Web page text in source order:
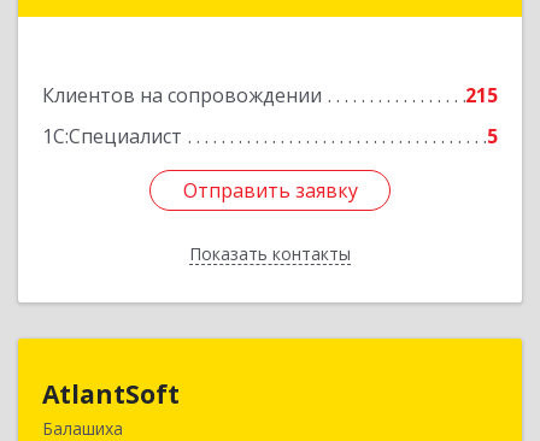
Клиентов на сопровождении
215
1С:Специалист
5
Отправить заявку
Показать контакты
Отправить заявку
Назад
AtlantSoft
Балашиха
143900, Московская обл, Балашиха г, Звездная